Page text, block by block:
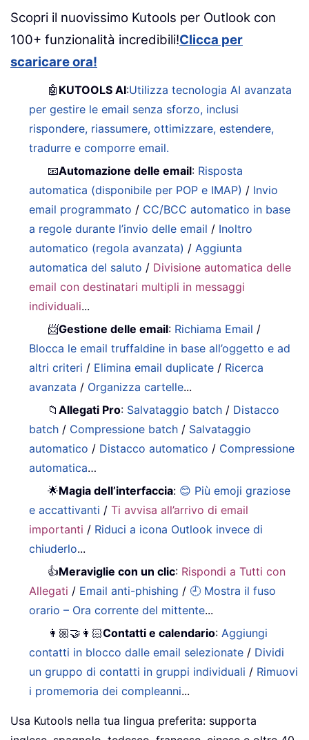
Scopri il nuovissimo Kutools per Outlook con
100+ funzionalità incredibili!Clicca per
scaricare ora!
🤖 KUTOOLS AI:Utilizza tecnologia AI avanzata
per gestire le email senza sforzo, inclusi
rispondere, riassumere, ottimizzare, estendere,
tradurre e comporre email.
📧Automazione delle email: Risposta
automatica (disponibile per POP e IMAP) / Invio
email programmato / CC/BCC automatico in base
a regole durante l’invio delle email / Inoltro
automatico (regola avanzata) / Aggiunta
automatica del saluto / Divisione automatica delle
email con destinatari multipli in messaggi
individuali...
📨Gestione delle email: Richiama Email /
Blocca le email truffaldine in base all’oggetto e ad
altri criteri / Elimina email duplicate / Ricerca
avanzata / Organizza cartelle...
📁Allegati Pro: Salvataggio batch / Distacco
batch / Compressione batch / Salvataggio
automatico / Distacco automatico / Compressione
automatica…
🌟Magia dell’interfaccia: 😊 Più emoji graziose
e accattivanti /Ti avvisa all’arrivo di email
importanti / Riduci a icona Outlook invece di
chiuderlo...
👍Meraviglie con un clic: Rispondi a Tutti con
Allegati / Email anti-phishing / 🕘 Mostra il fuso
orario – Ora corrente del mittente...
👩🏼‍🤝‍👩🏻Contatti e calendario: Aggiungi
contatti in blocco dalle email selezionate / Dividi
un gruppo di contatti in gruppi individuali / Rimuovi
i promemoria dei compleanni...
Usa Kutools nella tua lingua preferita: supporta